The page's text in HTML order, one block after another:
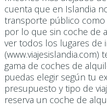
cuenta que en Islandia
transporte público
por lo que sin coche de
ver todos los lugares de
(www.viajesislandia.com)
gama de coches de
puedas elegir según tu
presupuesto y tipo de
reserva un coche de